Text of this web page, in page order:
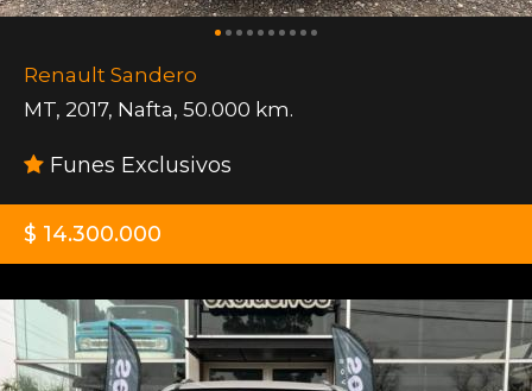
Renault Sandero
MT, 2017, Nafta, 50.000 km.
Funes Exclusivos
$ 14.300.000